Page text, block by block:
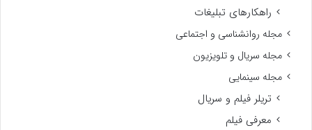
راهکارهای تبلیغات
مجله روانشناسی و اجتماعی
مجله سریال و تلویزیون
مجله سینمایی
تریلر فیلم و سریال
معرفی فیلم